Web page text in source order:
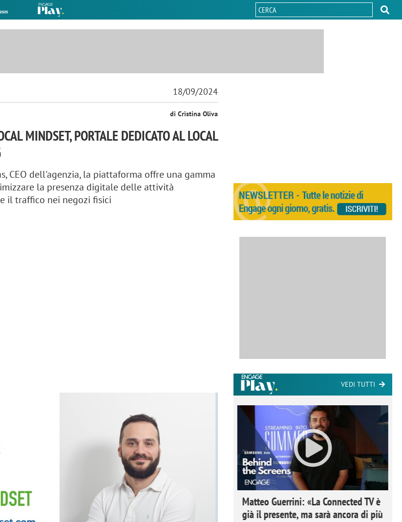
18/09/2024
di Cristina Oliva
MINDSET, PORTALE DEDICATO AL LOCAL
CEO dell'agenzia, la piattaforma offre una gamma
la presenza digitale delle attività
il traffico nei negozi fisici
VEDI TUTTI
«L'Italia è un
a
Networking agli eventi: come la
startup Kicè punta a eliminare lo
Matteo Guerrini: «La Connected TV è
già il presente, ma sarà ancora di più